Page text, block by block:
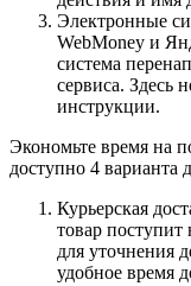
Электронные
WebMoney и
система
сервиса. Здесь
инструкции.
Экономьте время на
доступно 4 варианта
Курьерская
товар поступит
для уточнения
удобное время